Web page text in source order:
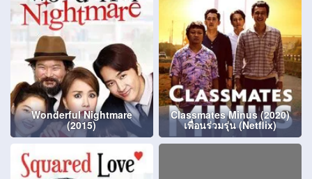
Wonderful Nightmare
(2015)
Classmates Minus (2020)
เพื่อนร่วมรุ่น (Netflix)